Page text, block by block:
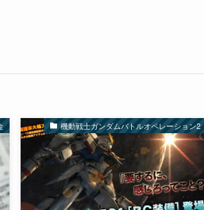
機動戦士ガンダムバトルオペレーション2